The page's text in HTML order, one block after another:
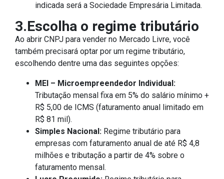
indicada será a Sociedade Empresária Limitada.
3.Escolha o regime tributário
Ao abrir CNPJ para vender no Mercado Livre, você
também precisará optar por um regime tributário,
escolhendo dentre uma das seguintes opções:
MEI – Microempreendedor Individual:
Tributação mensal fixa em 5% do salário mínimo +
R$ 5,00 de ICMS (faturamento anual limitado em
R$ 81 mil).
Simples Nacional: Regime tributário para
empresas com faturamento anual de até R$ 4,8
milhões e tributação a partir de 4% sobre o
faturamento mensal.